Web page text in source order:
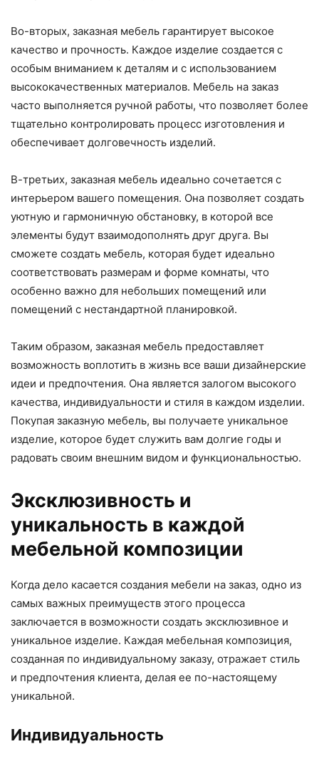
Во-вторых, заказная мебель гарантирует высокое
качество и прочность. Каждое изделие создается с
особым вниманием к деталям и с использованием
высококачественных материалов. Мебель на заказ
часто выполняется ручной работы, что позволяет более
тщательно контролировать процесс изготовления и
обеспечивает долговечность изделий.
В-третьих, заказная мебель идеально сочетается с
интерьером вашего помещения. Она позволяет создать
уютную и гармоничную обстановку, в которой все
элементы будут взаимодополнять друг друга. Вы
сможете создать мебель, которая будет идеально
соответствовать размерам и форме комнаты, что
особенно важно для небольших помещений или
помещений с нестандартной планировкой.
Таким образом, заказная мебель предоставляет
возможность воплотить в жизнь все ваши дизайнерские
идеи и предпочтения. Она является залогом высокого
качества, индивидуальности и стиля в каждом изделии.
Покупая заказную мебель, вы получаете уникальное
изделие, которое будет служить вам долгие годы и
радовать своим внешним видом и функциональностью.
Эксклюзивность и
уникальность в каждой
мебельной композиции
Когда дело касается создания мебели на заказ, одно из
самых важных преимуществ этого процесса
заключается в возможности создать эксклюзивное и
уникальное изделие. Каждая мебельная композиция,
созданная по индивидуальному заказу, отражает стиль
и предпочтения клиента, делая ее по-настоящему
уникальной.
Индивидуальность